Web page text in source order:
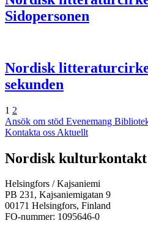
Sidopersonen
Nordisk
sekunden
Sida
1 Sida
2
Ansök om stöd Evenemang
Kontakta oss Aktuellt
Facebook:
Öppnas
en
ny
flik
Instagram:
Öppnas
en
ny
flik
TikTok:
Öppnas
en
ny
flik
Youtube:
Öppnas
en
ny
flik
Vimeo:
Öppnas
en
ny
flik
Nordisk kulturkontakt
Helsingfors / Kajsaniemi
PB 231, Kajsaniemigatan 9
00171 Helsingfors, Finland
FO-nummer: 1095646-0